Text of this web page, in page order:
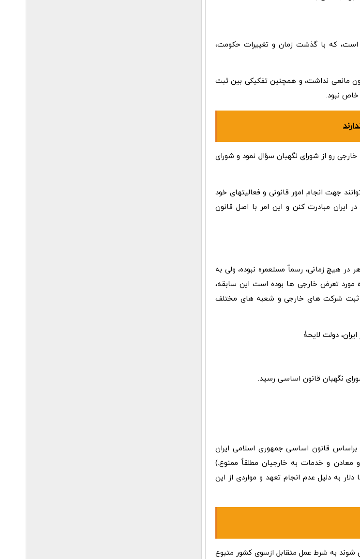
که با گذشت زمان و تغییرات حکومت،
مانعی نداشت، و همچنین تفکیکی بین ثبت
نبود.
رو از شورای نگهبان سؤال نمود و شورای
جهت انجام امور قانونی و فعالیت­های خود
ایران مبادرت کنن و این امر با اصل قانون
در هیچ زمانی، رسماٌ مستعمره نبوده، ولی به
مورد تعرض خارجی­ ها بوده است این سابقه،
ثبت شرکت ­های خارجی و شعبه­ های مختلف
دولت لایحۀ
نگهبان قانون اساسی رسید.
قانون اساسی جمهوری اسلامی ایران
و خدمات به خارجیان مطلقاٌ ممنوع.)
به دلیل عدم انجام تعهد و مواردی از این
به شرط عمل متقابل ازسوی کشور متبوع